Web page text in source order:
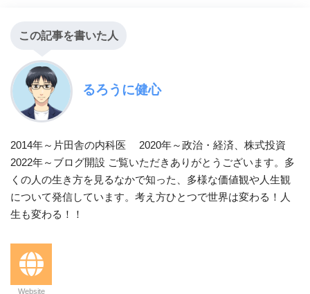
この記事を書いた人
るろうに健心
2014年～片田舎の内科医 2020年～政治・経済、株式投資
2022年～ブログ開設 ご覧いただきありがとうございます。多
くの人の生き方を見るなかで知った、多様な価値観や人生観
について発信しています。考え方ひとつで世界は変わる！人
生も変わる！！
Website